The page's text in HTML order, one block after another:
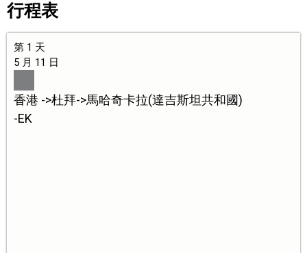
行程表
第 1 天
5 月 11 日
香港 ->杜拜->馬哈奇卡拉(達吉斯坦共和國)
-EK